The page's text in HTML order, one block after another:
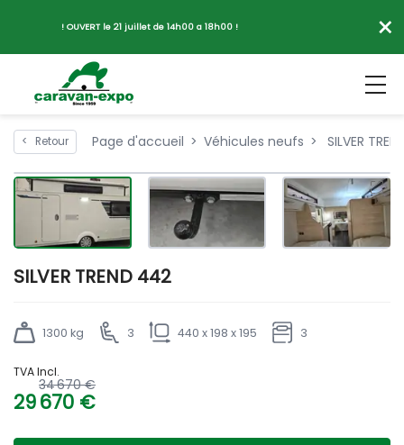
! OUVERT le 21 juillet de 14h00 a 18h00 ! ×
< Retour Page d'accueil Véhicules neufs SILVER
SILVER TREND 442
1300 kg 3 440 x 198 x 195 3
TVA Incl.
34 670 €
29 670 €